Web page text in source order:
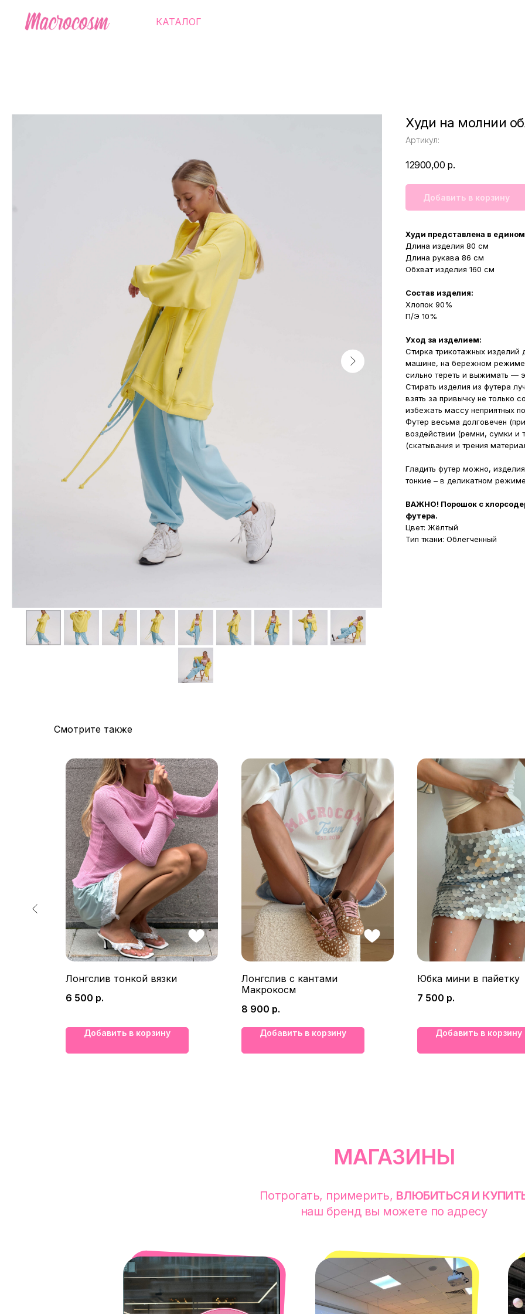
КАТАЛОГ
Худи на молнии
Артикул:
12900,00 р.
Добавить в корзину
Худи представлена в
Длина изделия 80 см
Длина рукава 86 см
Обхват изделия 160 см
Состав изделия:
Хлопок 90%
П/Э 10%
Уход за изделием:
Стирка трикотажных изделий
машине, на бережном режиме
сильно тереть и выжимать —
Стирать изделия из футера
взять за привычку не только
избежать массу неприятных
Футер весьма долговечен
воздействии (ремни, сумки и
(скатывания и трения
Гладить футер можно,
тонкие – в деликатном
ВАЖНО! Порошок с
футера.
Цвет: Жёлтый
Тип ткани: Облегченный
Смотрите также
Лонгслив тонкой вязки
6 500 р.
Добавить в корзину
Лонгслив с кантами
Макрокосм
8 900 р.
Добавить в корзину
Юбка мини в пайетку
7 500 р.
Добавить в корзину
МАГАЗИНЫ
Потрогать, примерить, ВЛЮБИТЬСЯ И
наш бренд вы можете по адресу